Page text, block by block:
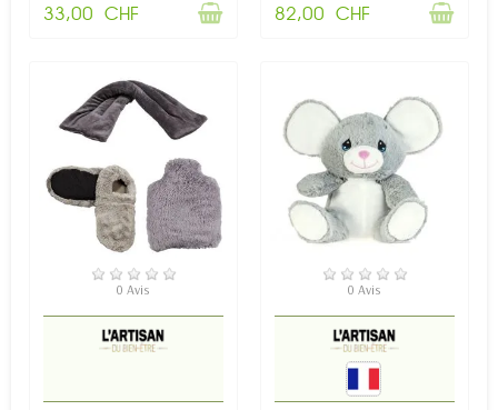
33,00 CHF 82,00 CHF
RUPTURE DE STOCK
0 Avis
RUPTURE DE STOCK
0 Avis